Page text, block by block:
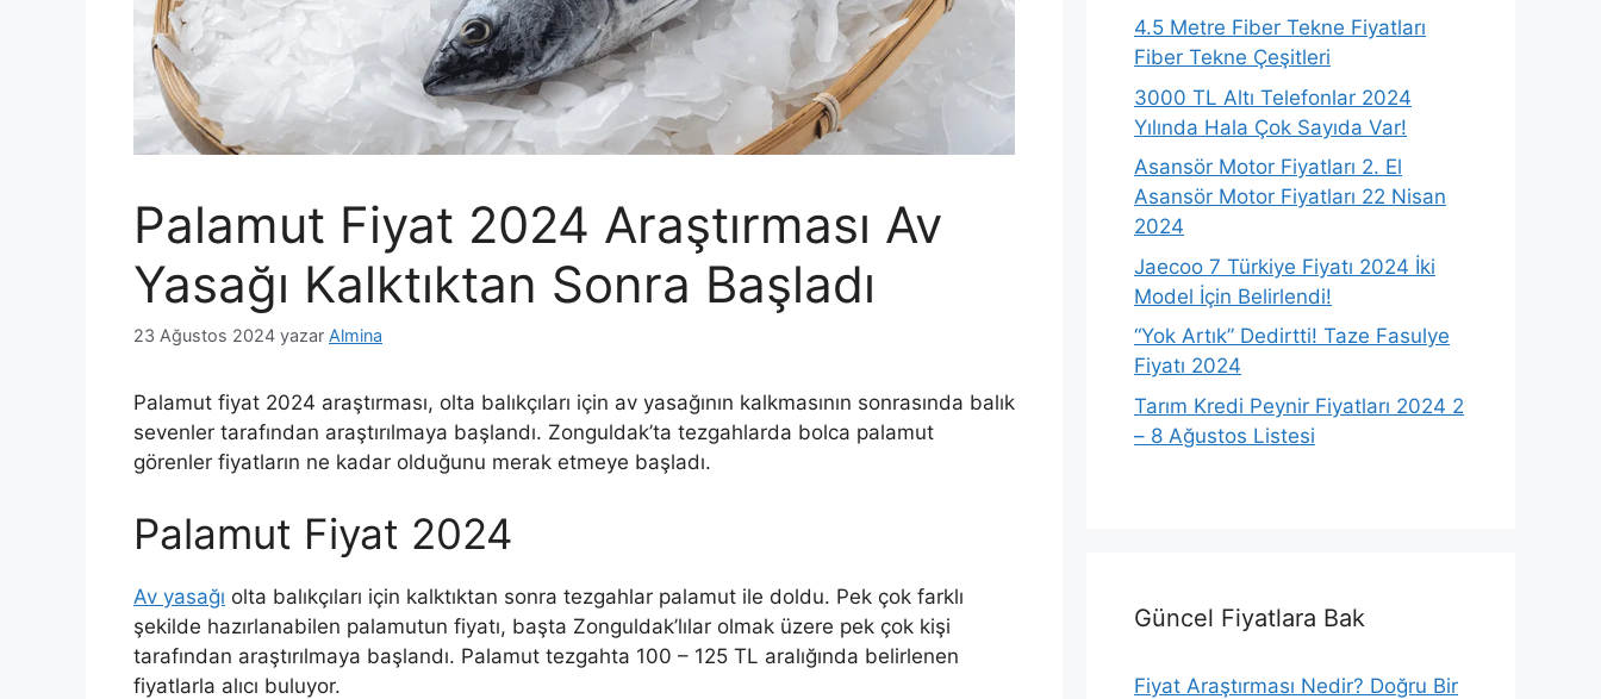
Palamut Fiyat 2024 Araştırması Av
Yasağı Kalktıktan Sonra Başladı
23 Ağustos 2024 yazar Almina
Palamut fiyat 2024 araştırması, olta balıkçıları için av yasağının kalkmasının sonrasında balık
sevenler tarafından araştırılmaya başlandı. Zonguldak’ta tezgahlarda bolca palamut
görenler fiyatların ne kadar olduğunu merak etmeye başladı.
Palamut Fiyat 2024
Av yasağı olta balıkçıları için kalktıktan sonra tezgahlar palamut ile doldu. Pek çok farklı
şekilde hazırlanabilen palamutun fiyatı, başta Zonguldak’lılar olmak üzere pek çok kişi
tarafından araştırılmaya başlandı. Palamut tezgahta 100 – 125 TL aralığında belirlenen
fiyatlarla alıcı buluyor.
4.5 Metre Fiber Tekne Fiyatları
Fiber Tekne Çeşitleri
3000 TL Altı Telefonlar 2024
Yılında Hala Çok Sayıda Var!
Asansör Motor Fiyatları 2. El
Asansör Motor Fiyatları 22 Nisan
2024
Jaecoo 7 Türkiye Fiyatı 2024 İki
Model İçin Belirlendi!
“Yok Artık” Dedirtti! Taze Fasulye
Fiyatı 2024
Tarım Kredi Peynir Fiyatları 2024 2
– 8 Ağustos Listesi
Güncel Fiyatlara Bak
Fiyat Araştırması Nedir? Doğru Bir